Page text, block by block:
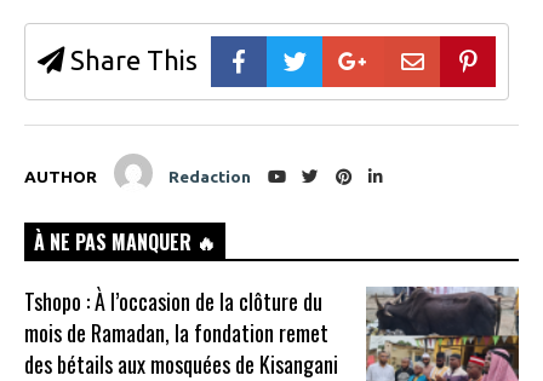
Share This
AUTHOR Redaction
À NE PAS MANQUER 🔥
Tshopo : À l’occasion de la clôture du
mois de Ramadan, la fondation remet
des bétails aux mosquées de Kisangani